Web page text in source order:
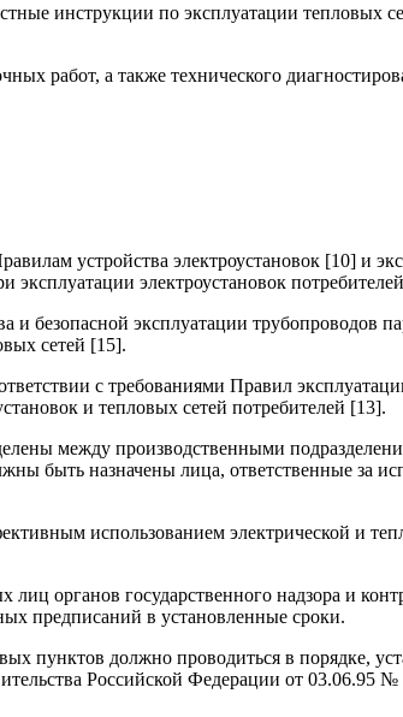
инструкции по эксплуатации тепловых
работ, а также технического
устройства электроустановок [10] и
электроустановок
и безопасной эксплуатации трубопроводов
сетей [15].
с требованиями Правил
и тепловых сетей потребителей [13].
между производственными
быть назначены лица, ответственные за
использованием электрической и
органов государственного надзора и
предписаний в установленные сроки.
пунктов должно проводиться в порядке,
Российской Федерации от 03.06.95 №